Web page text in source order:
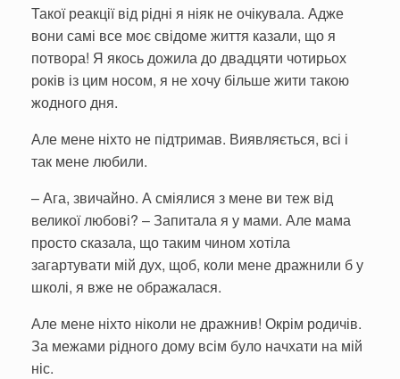
Такої реакції від рідні я ніяк не очікувала. Адже
вони самі все моє свідоме життя казали, що я
потвора! Я якось дожила до двадцяти чотирьох
років із цим носом, я не хочу більше жити такою
жодного дня.
Але мене ніхто не підтримав. Виявляється, всі і
так мене любили.
– Ага, звичайно. А сміялися з мене ви теж від
великої любові? – Запитала я у мами. Але мама
просто сказала, що таким чином хотіла
загартувати мій дух, щоб, коли мене дражнили б у
школі, я вже не ображалася.
Але мене ніхто ніколи не дражнив! Окрім родичів.
За межами рідного дому всім було начхати на мій
ніс.